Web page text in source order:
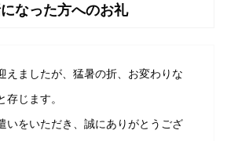
なった方へのお礼
えましたが、猛暑の折、お変わりな
存じます。
いをいただき、誠にありがとうござ